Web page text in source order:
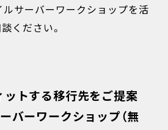
ルサーバーワークショップを活
ください。
ットする移行先をご提案
バーワークショップ（無